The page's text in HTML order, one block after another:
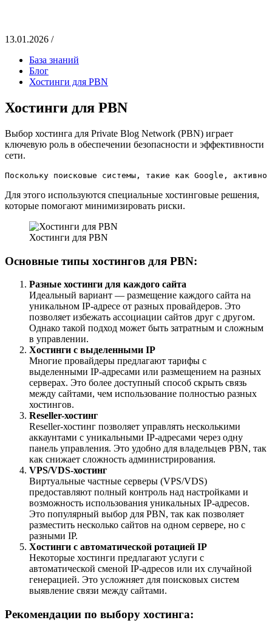
13.01.2026 /
База знаний
Блог
Хостинги для PBN
Хостинги для PBN
Выбор хостинга для Private Blog Network (PBN) играет
ключевую роль в обеспечении безопасности и эффективности
сети.
Поскольку поисковые системы, такие как Google,
Для этого используются специальные хостинговые решения,
которые помогают минимизировать риски.
Хостинги для PBN
Основные типы хостингов для PBN:
Разные хостинги для каждого сайта
Идеальный вариант — размещение каждого сайта на
уникальном IP-адресе от разных провайдеров. Это
позволяет избежать ассоциации сайтов друг с другом.
Однако такой подход может быть затратным и сложным
в управлении.
Хостинги с выделенными IP
Многие провайдеры предлагают тарифы с
выделенными IP-адресами или размещением на разных
серверах. Это более доступный способ скрыть связь
между сайтами, чем использование полностью разных
хостингов.
Reseller-хостинг
Reseller-хостинг позволяет управлять несколькими
аккаунтами с уникальными IP-адресами через одну
панель управления. Это удобно для владельцев PBN, так
как снижает сложность администрирования.
VPS/VDS-хостинг
Виртуальные частные серверы (VPS/VDS)
предоставляют полный контроль над настройками и
возможность использования уникальных IP-адресов.
Это популярный выбор для PBN, так как позволяет
разместить несколько сайтов на одном сервере, но с
разными IP.
Хостинги с автоматической ротацией IP
Некоторые хостинги предлагают услуги с
автоматической сменой IP-адресов или их случайной
генерацией. Это усложняет для поисковых систем
выявление связи между сайтами.
Рекомендации по выбору хостинга: